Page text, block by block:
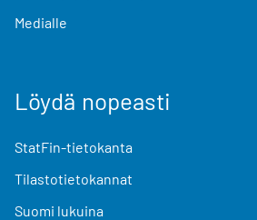
Medialle
Löydä nopeasti
StatFin-tietokanta
Tilastotietokannat
Suomi lukuina